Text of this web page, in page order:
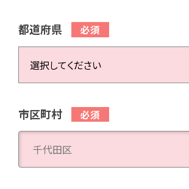
都道府県
市区町村